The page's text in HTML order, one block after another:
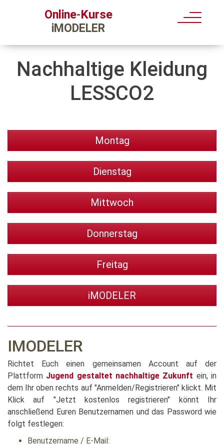
Online-Kurse
iMODELER
Nachhaltige Kleidung
LESSCO2
Montag
Dienstag
Mittwoch
Donnerstag
Freitag
iMODELER
IMODELER
Richtet Euch einen gemeinsamen Account auf der
Plattform Jugend gestaltet nachhaltige Zukunft ein, in
dem Ihr oben rechts auf "Anmelden/Registrieren" klickt. Mit
Klick auf "Jetzt kostenlos registrieren" könnt Ihr
anschließend Euren Benutzernamen und das Password wie
folgt festlegen:
Benutzername / E-Mail: